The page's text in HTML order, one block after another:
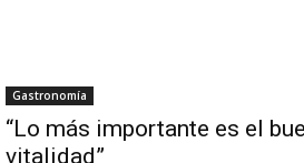
Gastronomía
“Lo más importante es el
vitalidad”